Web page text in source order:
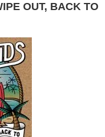
OUT, BACK TO